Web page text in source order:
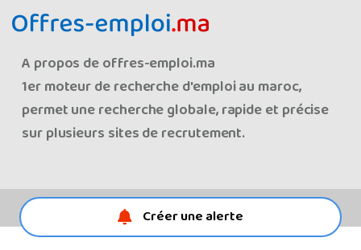
Créer une alerte
A propos de offres-emploi.ma
1er moteur de recherche d'emploi au maroc,
permet une recherche globale, rapide et précise
sur plusieurs sites de recrutement.
© Les offres d'emploi au maroc 2008-2026